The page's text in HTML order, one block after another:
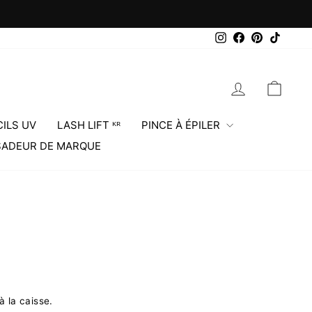
Instagram
Facebook
Pinterest
SE
UV LASH LIFT ᴷᴿ
PINCE À ÉPILER
DE MARQUE
la caisse.